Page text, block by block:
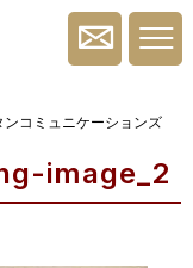
コミュニケーションズ
image_2